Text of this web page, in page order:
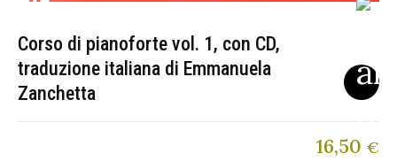
Corso di pianoforte vol. 1, con CD,
traduzione italiana di Emmanuela
Zanchetta
16,50 €